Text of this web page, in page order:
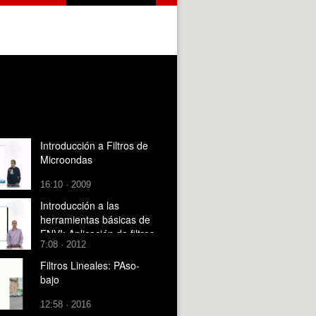
Introducción a Filtros de
Microondas
16:10 · 2009
Introducción a las
herramientas básicas de
ENVI: Aplicación de filtros
7:08 · 2012
Filtros Lineales: PAso-
bajo
12:58 · 2016